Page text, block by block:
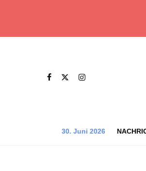
30. Juni 2026